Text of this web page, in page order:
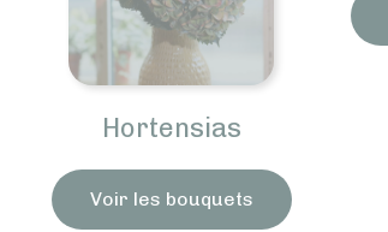
Hortensias
Voir les bouquets